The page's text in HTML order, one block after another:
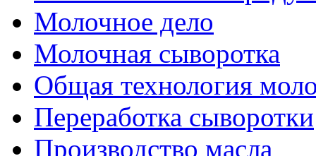
Молочное дело
Молочная сыворотка
Общая технология
Переработка сыворотки
Производство масла